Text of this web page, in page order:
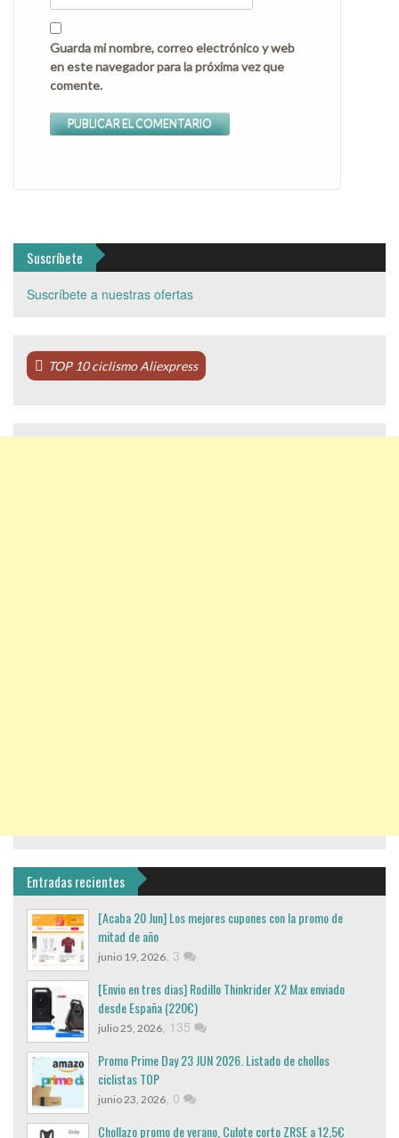
Guarda mi nombre, correo electrónico y web
en este navegador para la próxima vez que
comente.
Suscríbete
Suscríbete a nuestras ofertas
TOP 10 ciclismo Aliexpress
Entradas recientes
[Acaba 20 Jun] Los mejores cupones con la promo de
mitad de año
junio 19, 2026 3
[Envio en tres dias] Rodillo Thinkrider X2 Max enviado
desde España (220€)
julio 25, 2026 135
Promo Prime Day 23 JUN 2026. Listado de chollos
ciclistas TOP
junio 23, 2026 0
Chollazo promo de verano, Culote corto ZRSE a 12,5€